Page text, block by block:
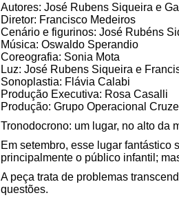
Autores: José Rubens Siqueira e
Diretor: Francisco Medeiros
Cenário e figurinos: José Rubéns
Música: Oswaldo Sperandio
Coreografia: Sonia Mota
Luz: José Rubens Siqueira e
Sonoplastia: Flávia Calabi
Produção Executiva: Rosa Casalli
Produção: Grupo Operacional
Tronodocrono: um lugar, no alto da
Em setembro, esse lugar fantástico
principalmente o público infantil;
A peça trata de problemas
questões.